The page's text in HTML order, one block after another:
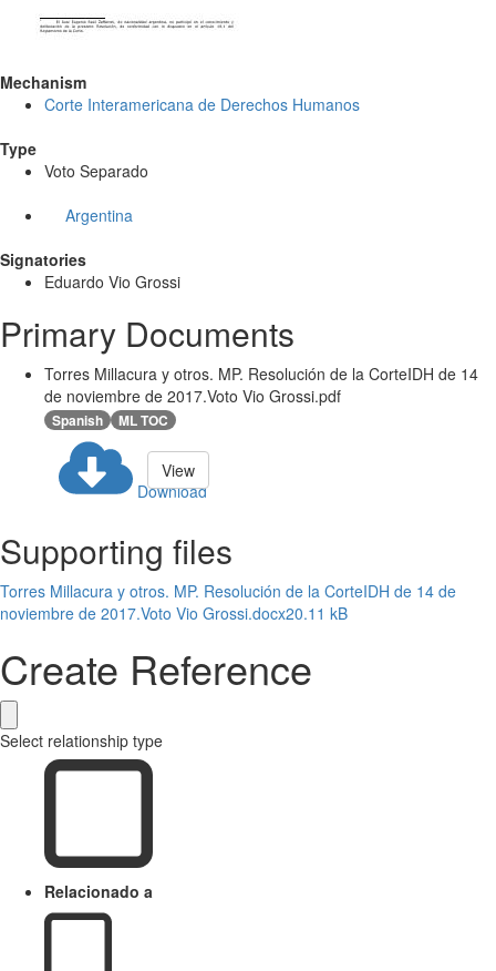
Mechanism
Corte Interamericana de Derechos Humanos
Type
Voto Separado
Argentina
Signatories
Eduardo Vio Grossi
Primary Documents
Torres Millacura y otros. MP. Resolución de la CorteIDH de 14
de noviembre de 2017.Voto Vio Grossi.pdf
Spanish ML TOC
Download
View
Supporting files
Torres Millacura y otros. MP. Resolución de la CorteIDH de 14 de
noviembre de 2017.Voto Vio Grossi.docx20.11 kB
Create Reference
Select relationship type
Relacionado a